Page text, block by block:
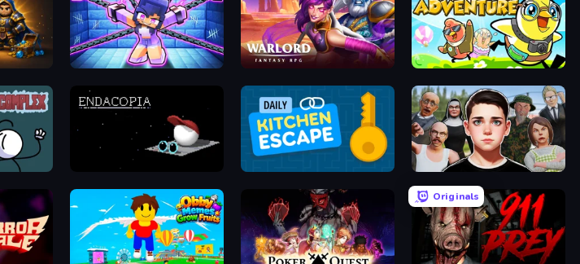
Mini Mine Warlord: Fantasy RPG Duck Life: Adventure (Demo)
Endacopia Schoolboy Escape: Runaway
Originals